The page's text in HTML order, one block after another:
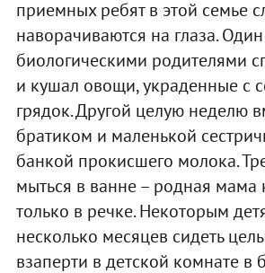
приемных ребят в этой семье
наворачиваются на глаза.
биологическими родителями
и кушал овощи, украденные с
грядок. Другой целую неделю
братиком и маленькой
банкой прокисшего молока.
мыться в ванне – родная мама
только в речке. Некоторым
несколько месяцев сидеть
взаперти в детской комнате в